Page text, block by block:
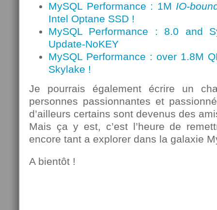
MySQL Performance : 1M IO-
Intel Optane SSD !
MySQL Performance : 8.0 and
Update-NoKEY
MySQL Performance : over 1.8M
Skylake !
Je pourrais également écrire un
personnes passionnantes et
d’ailleurs certains sont devenus des
Mais ça y est, c’est l’heure de
encore tant a explorer dans la galaxie
A bientôt !